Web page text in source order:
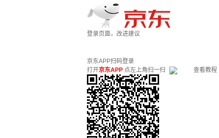
登录页面，改进建议
京东APP扫码登录
打开京东APP 点左上角扫一扫 查看教程